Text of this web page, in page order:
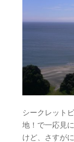
シークレット
地！で一応見
けど、さすが